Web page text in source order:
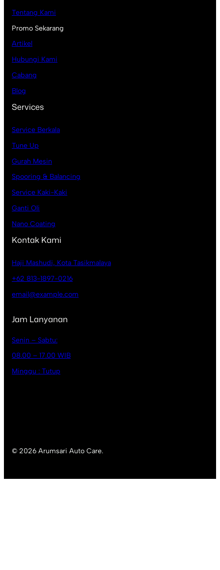
Tentang Kami
Promo Sekarang
Artikel
Hubungi Kami
Cabang
Blog
Services
Service Berkala
Tune Up
Gurah Mesin
Spooring & Balancing
Service Kaki-Kaki
Ganti Oli
Nano Coating
Kontak Kami
Haji Mashudi, Kota Tasikmalaya
+62 813-1897-0216
email@example.com
Jam Lanyanan
Senin – Sabtu:
08.00 – 17.00 WIB
Minggu : Tutup
© 2026 Arumsari Auto Care.